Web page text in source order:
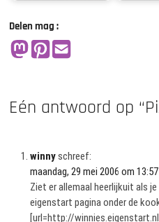
Delen mag :
Eén antwoord op
winnyschreef:
maandag, 29 mei 2006 om 13:57
Ziet er allemaal heerlijkuit als
eigenstart pagina onder de
[url=http://